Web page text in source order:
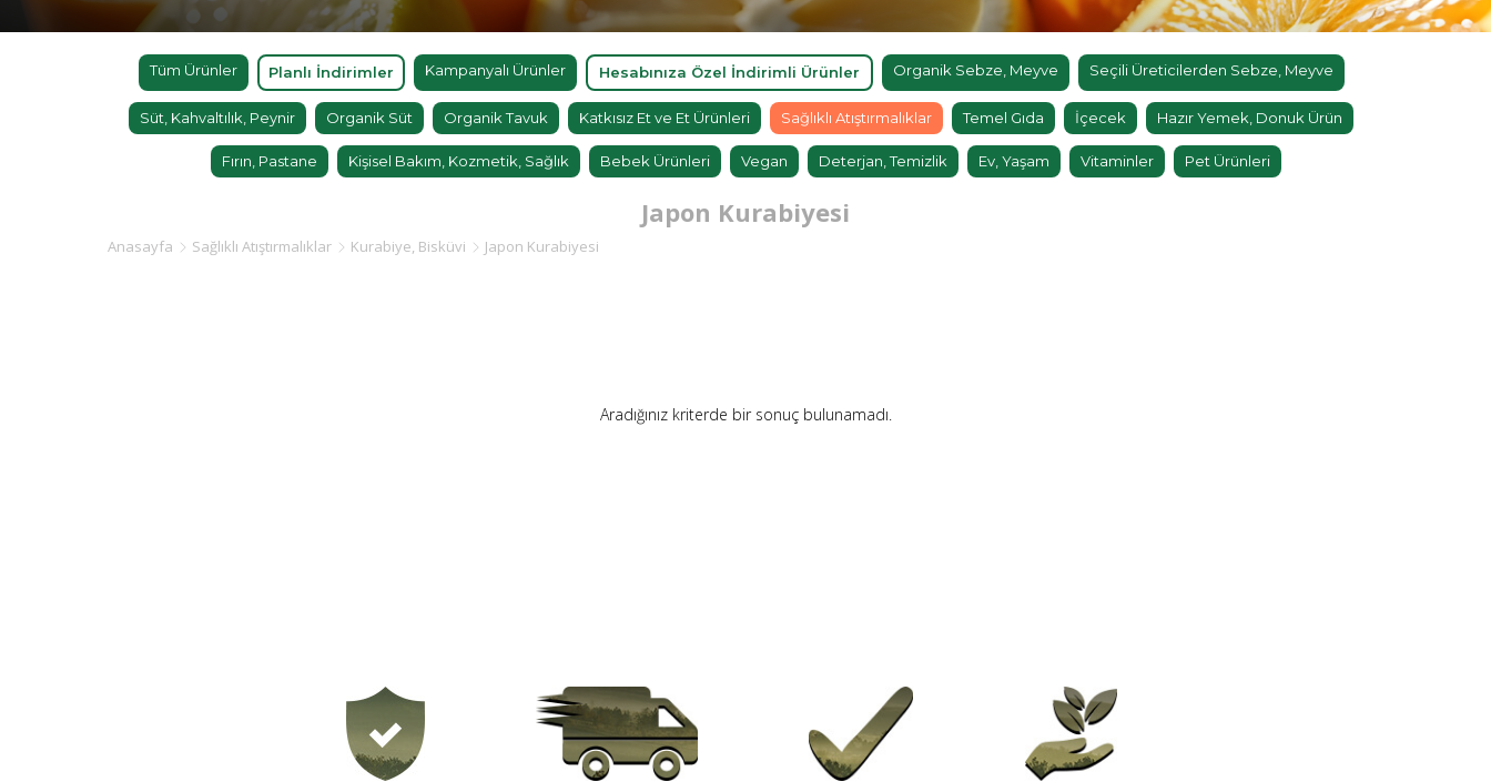
Tüm Ürünler Planlı İndirimler Kampanyalı Ürünler Hesabınıza Özel İndirimli Ürünler Organik Sebze, Meyve Seçili Üreticilerden Sebze, Meyve
Süt, Kahvaltılık, Peynir Organik Süt Organik Tavuk Katkısız Et ve Et Ürünleri Sağlıklı Atıştırmalıklar Temel Gıda İçecek Hazır Yemek, Donuk Ürün
Fırın, Pastane Kişisel Bakım, Kozmetik, Sağlık Bebek Ürünleri Vegan Deterjan, Temizlik Ev, Yaşam Vitaminler Pet Ürünleri
Japon Kurabiyesi
Anasayfa Sağlıklı Atıştırmalıklar Kurabiye, Bisküvi Japon Kurabiyesi
Aradığınız kriterde bir sonuç bulunamadı.
2690,00 TL
Kaan Olgun Hasat